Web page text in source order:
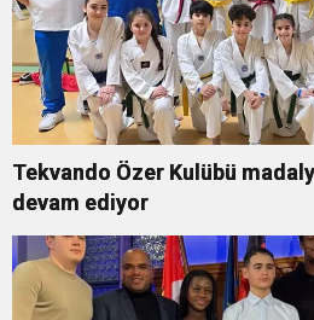
Tekvando Özer Kulübü
devam ediyor